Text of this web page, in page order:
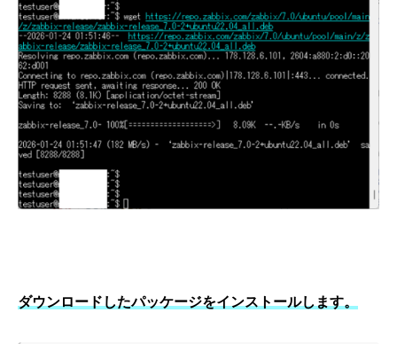
ダウンロードしたパッケージをインストールします。